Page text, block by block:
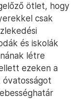
ötlet, hogy
csak
és iskolák
létre
ezeken a